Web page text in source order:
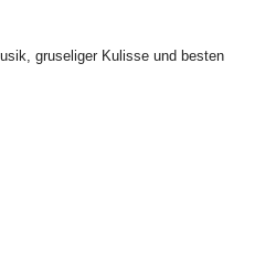
gruseliger Kulisse und besten